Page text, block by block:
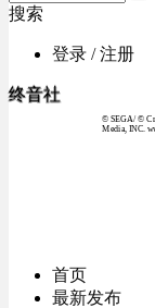
搜索
登录 / 注册
终音社
© SEGA / ©
Media, INC.
首页
最新发布